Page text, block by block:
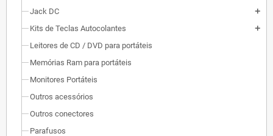
Jack DC
add
Kits de Teclas Autocolantes add
Leitores de CD / DVD para portáteis
Memórias Ram para portáteis
Monitores Portáteis
Outros acessórios
Outros conectores
Parafusos